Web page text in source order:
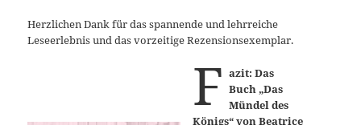
Herzlichen Dank für das spannende und lehrreiche
Leseerlebnis und das vorzeitige Rezensionsexemplar.
F azit: Das
Buch „Das
Mündel des
Königs“ von Beatrice